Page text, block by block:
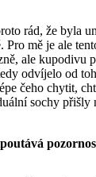
rád, že byla
mě je ale
ale kupodivu
odvíjelo od
čeho chytit,
sochy přišly